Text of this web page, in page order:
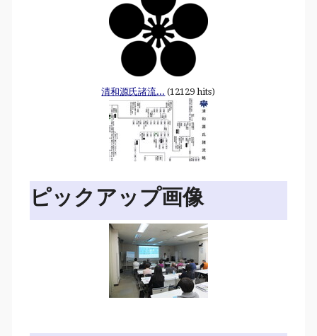
清和源氏諸流... (12129 hits)
ピックアップ画像